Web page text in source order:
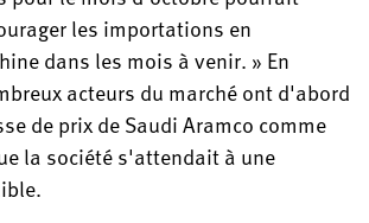
les importations en
dans les mois à venir. » En
acteurs du marché ont d'abord
de prix de Saudi Aramco comme
la société s'attendait à une